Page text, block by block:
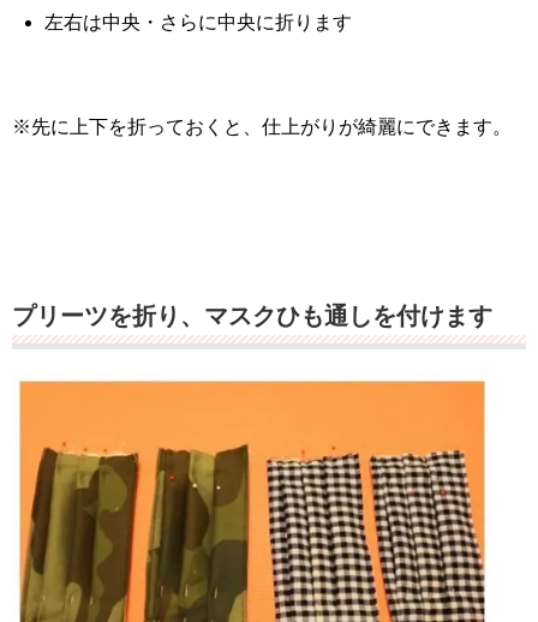
左右は中央・さらに中央に折ります
※先に上下を折っておくと、仕上がりが綺麗にできます。
プリーツを折り、マスクひも通しを付けます